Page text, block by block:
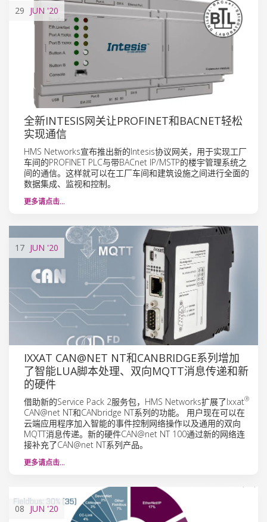
29 JUN '20
全新INTESIS网关让PROFINET和BACNET轻松
实现通信
HMS Networks宣布推出新的Intesis协议网关，用于实现工厂
车间的PROFINET PLC与带BACnet IP/MSTP的楼宇管理系统之
间的通信。这样就可以在工厂车间和建筑设施之间进行全面的
数据集成、监视和控制。
更多请点击…
17 JUN '20
IXXAT CAN@NET NT和CANBRIDGE系列增加
了智能LUA脚本处理、双向MQTT消息传递和新
的硬件
借助新的Service Pack 2服务包，HMS Networks扩展了Ixxat®
CAN@net NT和CANbridge NT系列的功能。 用户现在可以在
云端应用程序加入智能的事件控制网络操作以及通用的双向
MQTT消息传递。新的硬件CAN@net NT 100通过新的网络连
接补充了CAN@net NT系列产品。
更多请点击…
08 JUN '20